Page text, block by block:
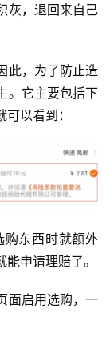
灰，退回来自己
此，为了防止造
。它主要包括下
以看到：
购东西时就额外
申请理赔了。
面启用选购，一